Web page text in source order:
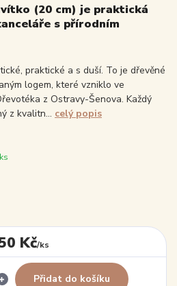
(20 cm) je praktická
s přírodním
praktické a s duší. To je dřevěné
logem, které vzniklo ve
z Ostravy-Šenova. Každý
z kvalitn... celý popis
Kč/ks
Přidat do košíku